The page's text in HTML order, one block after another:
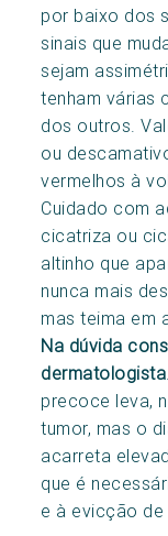
por baixo dos
sinais que
sejam
tenham várias
dos outros.
ou
vermelhos à
Cuidado com
cicatriza ou
altinho que
nunca mais
mas teima em
Na dúvida
dermatologista
precoce leva,
tumor, mas o
acarreta
que é
e à evicção